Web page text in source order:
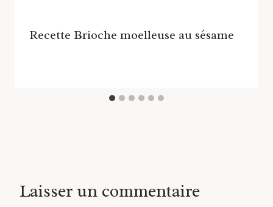
Recette Brioche moelleuse au sésame
Laisser un commentaire